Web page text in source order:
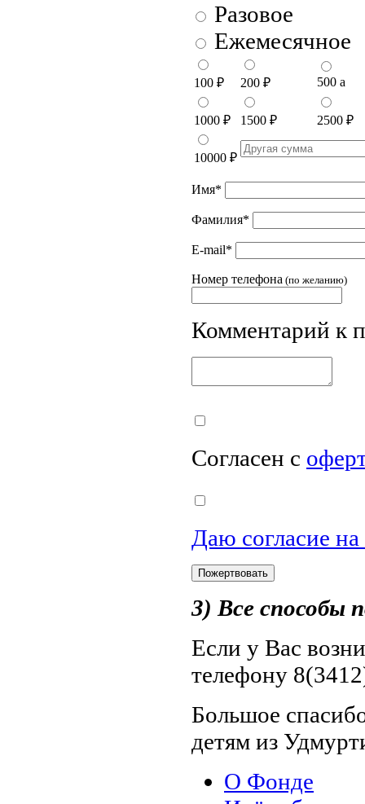
Разовое
Ежемесячное
100 ₽ 200 ₽ 500 a
1000 ₽ 1500 ₽ 2500 ₽
10000 ₽
Имя*
Фамилия*
E-mail*
Номер телефона (по желанию)
Комментарий к
Согласен с
Даю согласие
3) Все способы
Если у Вас
телефону
Большое
детям из
О Фонде